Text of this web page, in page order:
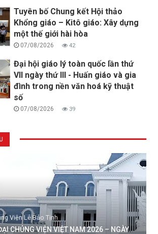
Tuyên bố Chung kết Hội thảo
Khổng giáo – Kitô giáo: Xây dựng
một thế giới hài hòa
07/08/2026 42
Đại hội giáo lý toàn quốc lần thứ
VII ngày thứ III - Huấn giáo và gia
đình trong nền văn hoá kỹ thuật
số
07/08/2026 39
Viện Lê Bảo Tịnh
CHỦNG VIỆN VIỆT NAM 2026 – NGÀY